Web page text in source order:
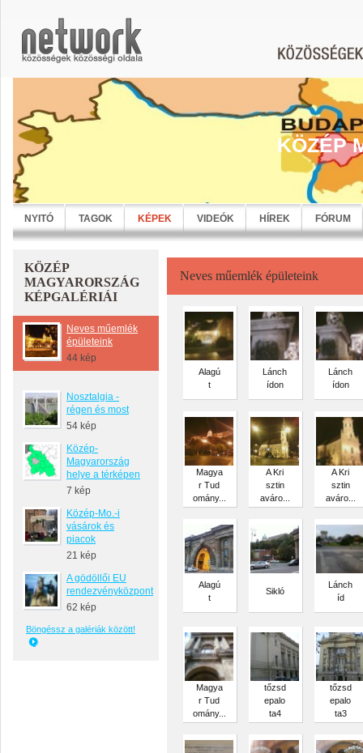
KÖZÉP
NYITÓ TAGOK KÉPEK VIDEÓK HÍREK FÓRUM
KÖZÉP
MAGYARORSZÁG
KÉPGALÉRIÁI
Neves műemlék
épületeink
44 kép
Nosztalgia -
régen és most
54 kép
Közép-
Magyarország
helye a térképen
7 kép
Közép-Mo.-i
vásárok és
piacok
21 kép
A gödöllői EU
rendezvényközpont
62 kép
Böngéssz a galériák között!
Neves műemlék épületeink
Alagú
t
Lánch
ídon
Lánch
ídon
Magya
r Tud
omány...
A Kri
sztin
aváro...
A Kri
sztin
aváro...
Alagú
t
Sikló
Lánch
íd
Magya
r Tud
omány...
tőzsd
epalo
ta4
tőzsd
epalo
ta3